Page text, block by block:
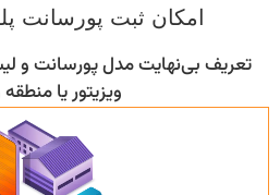
امکان ثبت پورسانت
تعریف بی‌نهایت مدل پورسانت و
ویزیتور یا